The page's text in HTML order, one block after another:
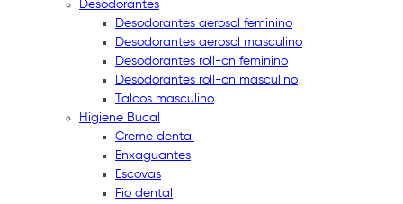
Desodorantes
Desodorantes aerosol feminino
Desodorantes aerosol masculino
Desodorantes roll-on feminino
Desodorantes roll-on masculino
Talcos masculino
Higiene Bucal
Creme dental
Enxaguantes
Escovas
Fio dental